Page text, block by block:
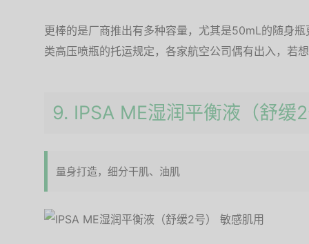
更棒的是厂商推出有多种容量，尤其是50mL的随身
类高压喷瓶的托运规定，各家航空公司偶有出入，若
9. IPSA ME湿润平衡液（舒缓
量身打造，细分干肌、油肌